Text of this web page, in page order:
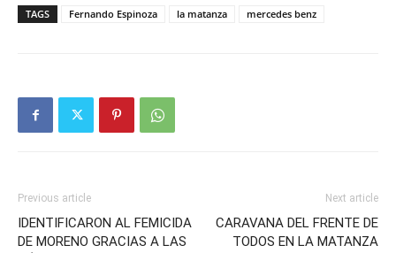
TAGS Fernando Espinoza la matanza mercedes benz
Previous article
IDENTIFICARON AL FEMICIDA
DE MORENO GRACIAS A LAS
Next article
CARAVANA DEL FRENTE DE
TODOS EN LA MATANZA